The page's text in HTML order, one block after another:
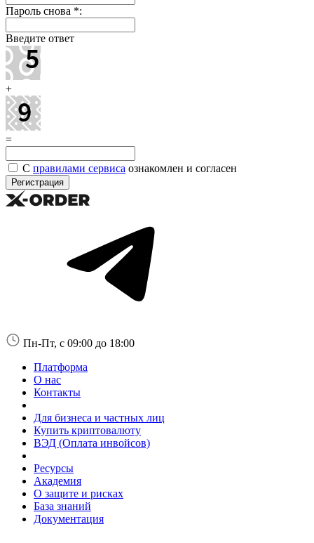
Пароль снова *:
Введите ответ
+
=
С правилами сервиса ознакомлен и согласен
Пн-Пт, с 09:00 до 18:00
Платформа
О нас
Контакты
Для бизнеса и частных лиц
Купить криптовалюту
ВЭД (Оплата инвойсов)
Ресурсы
Академия
О защите и рисках
База знаний
Документация